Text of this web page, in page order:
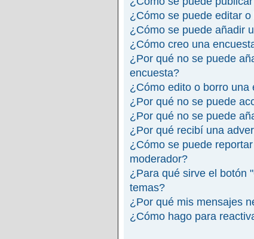
¿Cómo se puede editar
¿Cómo se puede añadir
¿Cómo creo una
¿Por qué no se puede
encuesta?
¿Cómo edito o borro una
¿Por qué no se puede
¿Por qué no se puede
¿Por qué recibí una
¿Cómo se puede
moderador?
¿Para qué sirve el botón
temas?
¿Por qué mis mensajes
¿Cómo hago para